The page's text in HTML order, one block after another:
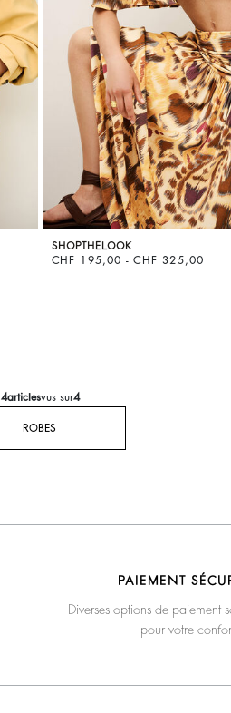
SHOPTHELOOK
CHF 195,00 - CHF 325,00
4articlesvus sur4
ROBES
PAIEMENT
Diverses options de paiement
pour votre